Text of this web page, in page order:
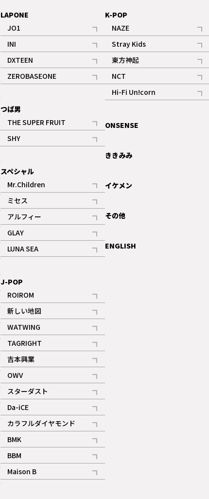
LAPONE
JO1
記事
ギャラリー
INI
記事
ギャラリー
DXTEEN
記事
ギャラリー
ZEROBASEONE
記事
つば男
THE SUPER FRUIT
記事
ギャラリー
SHY
記事
スペシャル
Mr.Children
記事
ミセス
記事
アルフィー
記事
GLAY
記事
LUNA SEA
記事
J-POP
ROIROM
記事
新しい地図
記事
WATWING
記事
TAGRIGHT
記事
吉本興業
記事
OWV
記事
ギャラリー
スターダスト
記事
Da-iCE
記事
カラフルダイヤモンド
記事
BMK
記事
ギャラリー
BBM
記事
ギャラリー
Maison B
記事
K-POP
NAZE
記事
Stray Kids
記事
東方神起
記事
NCT
記事
Hi-Fi Un!corn
記事
ONSENSE
ききみみ
イケメン
その他
ENGLISH